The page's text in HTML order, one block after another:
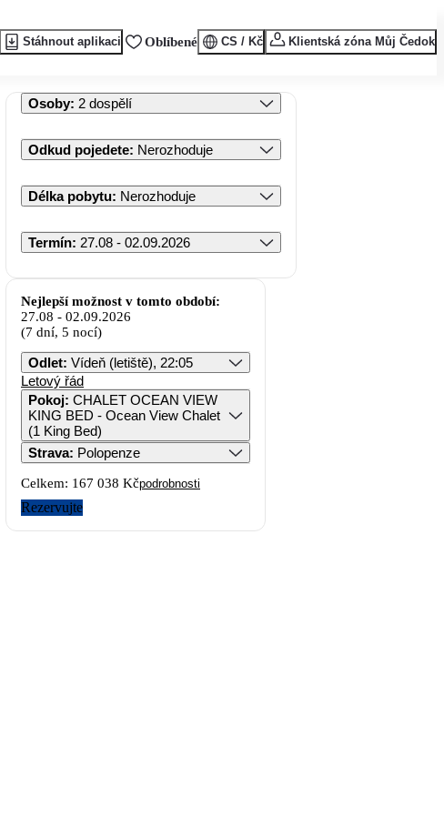
Stáhnout aplikaci Oblíbené CS / Kč Klientská zóna Můj Čedok
Osoby: 2 dospělí
Odkud pojedete: Nerozhoduje
Délka pobytu: Nerozhoduje
Termín: 27.08 - 02.09.2026
Nejlepší možnost v tomto období:
27.08 - 02.09.2026
(7 dní, 5 nocí)
Odlet: Vídeň (letiště), 22:05
Letový řád
Pokoj: CHALET OCEAN VIEW
KING BED - Ocean View Chalet
(1 King Bed)
Strava: Polopenze
Celkem: 167 038 Kčpodrobnosti
Rezervujte